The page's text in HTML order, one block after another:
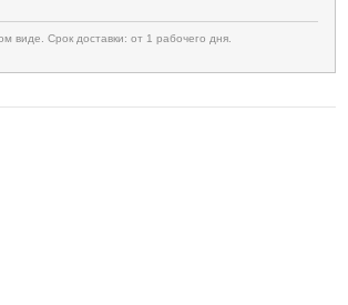
виде. Срок доставки: от 1 рабочего дня.